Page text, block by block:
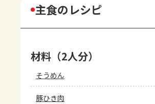
主食のレシピ
材料（2人分）
そうめん
豚ひき肉